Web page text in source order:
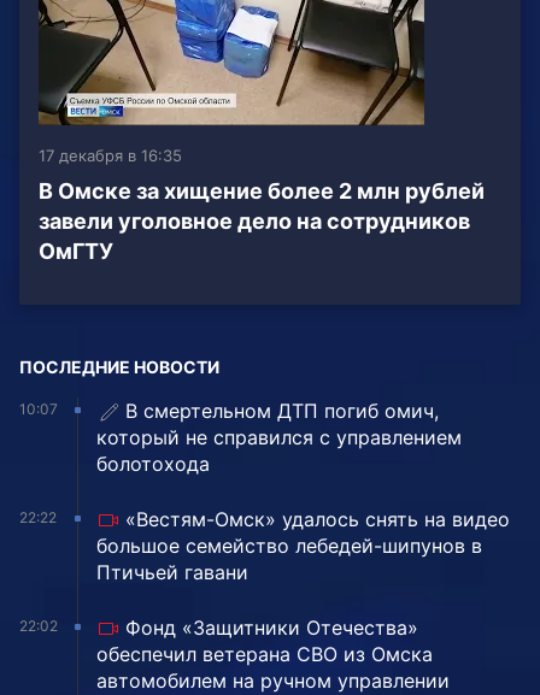
17 декабря в 16:35
В Омске за хищение более 2 млн рублей
завели уголовное дело на сотрудников
ОмГТУ
ПОСЛЕДНИЕ НОВОСТИ
10:07
В смертельном ДТП погиб омич,
который не справился с управлением
болотохода
22:22
«Вестям-Омск» удалось снять на видео
большое семейство лебедей-шипунов в
Птичьей гавани
22:02
Фонд «Защитники Отечества»
обеспечил ветерана СВО из Омска
автомобилем на ручном управлении